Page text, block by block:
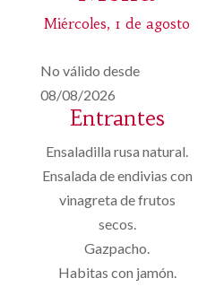
Miércoles, 1 de agosto
No válido desde
08/08/2026
Entrantes
Ensaladilla rusa natural.
Ensalada de endivias con
vinagreta de frutos
secos.
Gazpacho.
Habitas con jamón.